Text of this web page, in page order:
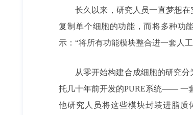
长久以来，研究人员一直梦想
复制单个细胞的功能，而将多种功
示：“将所有功能模块整合进一套人
从零开始构建合成细胞的研究
托几十年前开发的PURE系统—— 一
他研究人员将这些模块封装进脂